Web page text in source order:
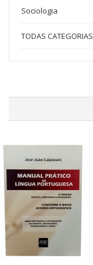
Sociologia
TODAS CATEGORIAS